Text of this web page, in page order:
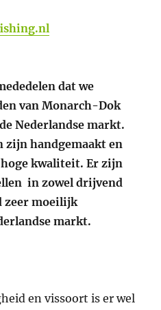
dat we
van Monarch-Dok
Nederlandse markt.
zijn handgemaakt en
kwaliteit. Er zijn
in zowel drijvend
zeer moeilijk
markt.
en vissoort is er wel